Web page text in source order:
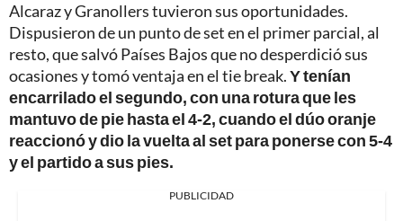
Alcaraz y Granollers tuvieron sus oportunidades.
Dispusieron de un punto de set en el primer parcial, al
resto, que salvó Países Bajos que no desperdició sus
ocasiones y tomó ventaja en el tie break.Y tenían
encarrilado el segundo, con una rotura que les
mantuvo de pie hasta el 4-2, cuando el dúo oranje
reaccionó y dio la vuelta al set para ponerse con 5-4
y el partido a sus pies.
PUBLICIDAD